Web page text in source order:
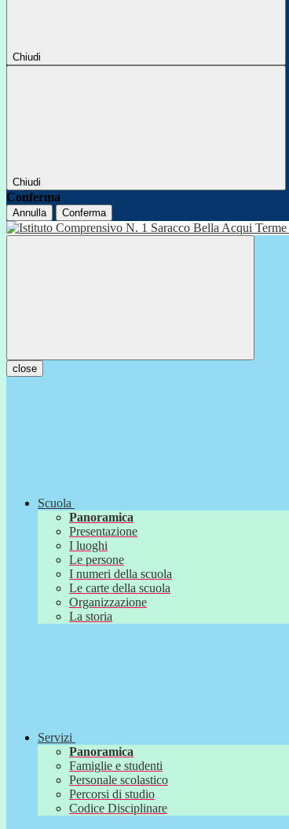
Chiudi
Chiudi
Conferma
Annulla Conferma
close
Scuola
Panoramica
Presentazione
I luoghi
Le persone
I numeri della scuola
Le carte della scuola
Organizzazione
La storia
Servizi
Panoramica
Famiglie e studenti
Personale scolastico
Percorsi di studio
Codice Disciplinare